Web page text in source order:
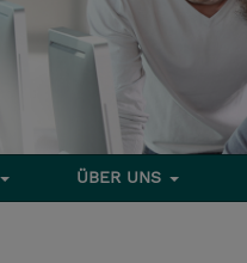
ÜBER UNS